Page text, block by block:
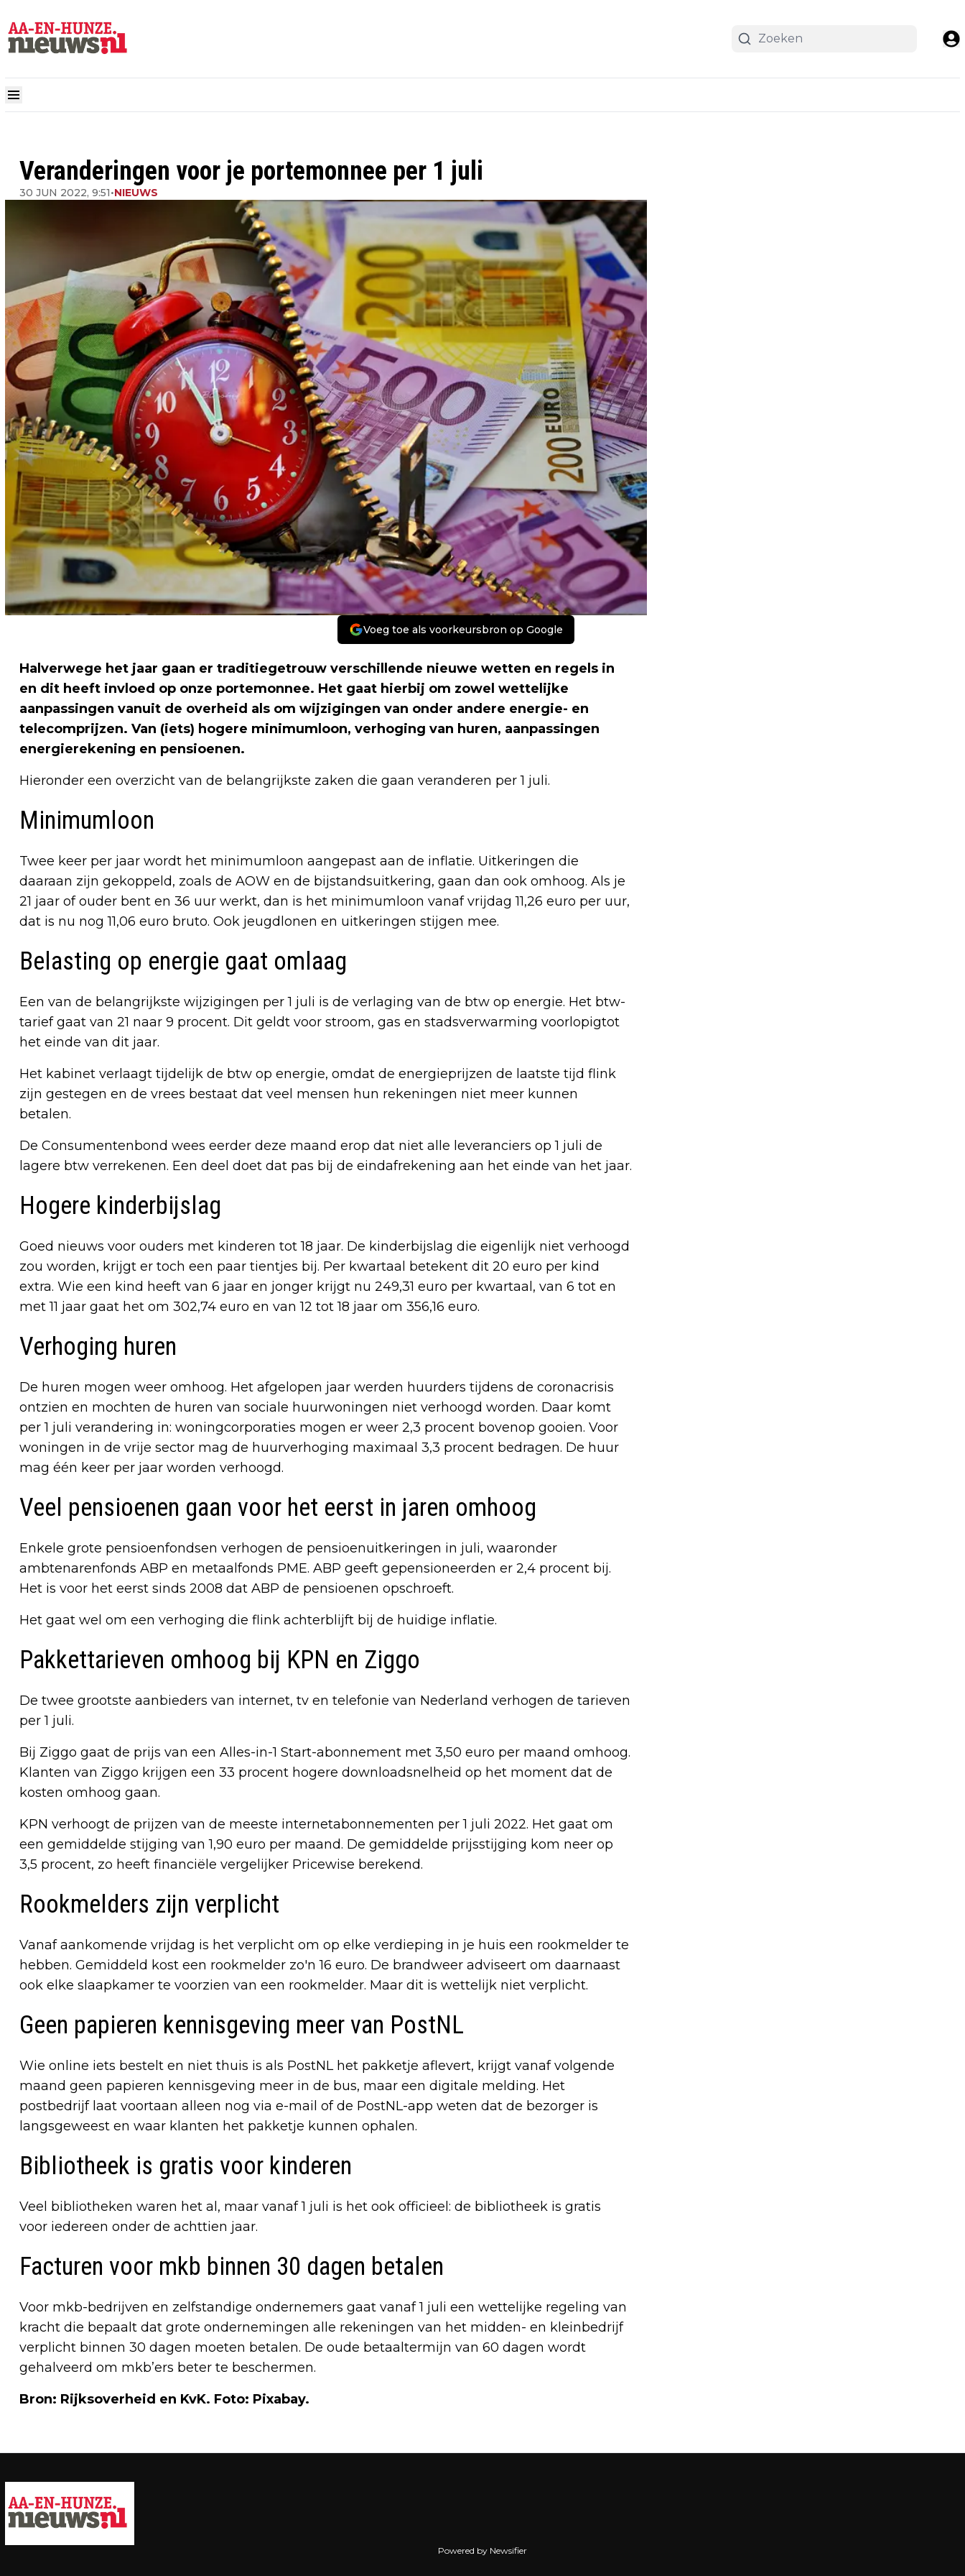
Veranderingen voor je portemonnee per 1 juli
30 JUN 2022, 9:51•NIEUWS
Voeg toe als voorkeursbron op Google
Halverwege het jaar gaan er traditiegetrouw verschillende nieuwe wetten en regels in
en dit heeft invloed op onze portemonnee. Het gaat hierbij om zowel wettelijke
aanpassingen vanuit de overheid als om wijzigingen van onder andere energie- en
telecomprijzen. Van (iets) hogere minimumloon, verhoging van huren, aanpassingen
energierekening en pensioenen.
Hieronder een overzicht van de belangrijkste zaken die gaan veranderen per 1 juli.
Minimumloon
Twee keer per jaar wordt het minimumloon aangepast aan de inflatie. Uitkeringen die
daaraan zijn gekoppeld, zoals de AOW en de bijstandsuitkering, gaan dan ook omhoog. Als je
21 jaar of ouder bent en 36 uur werkt, dan is het minimumloon vanaf vrijdag 11,26 euro per uur,
dat is nu nog 11,06 euro bruto. Ook jeugdlonen en uitkeringen stijgen mee.
Belasting op energie gaat omlaag
Een van de belangrijkste wijzigingen per 1 juli is de verlaging van de btw op energie. Het btw-
tarief gaat van 21 naar 9 procent. Dit geldt voor stroom, gas en stadsverwarming voorlopigtot
het einde van dit jaar.
Het kabinet verlaagt tijdelijk de btw op energie, omdat de energieprijzen de laatste tijd flink
zijn gestegen en de vrees bestaat dat veel mensen hun rekeningen niet meer kunnen
betalen.
De Consumentenbond wees eerder deze maand erop dat niet alle leveranciers op 1 juli de
lagere btw verrekenen. Een deel doet dat pas bij de eindafrekening aan het einde van het jaar.
Hogere kinderbijslag
Goed nieuws voor ouders met kinderen tot 18 jaar. De kinderbijslag die eigenlijk niet verhoogd
zou worden, krijgt er toch een paar tientjes bij. Per kwartaal betekent dit 20 euro per kind
extra. Wie een kind heeft van 6 jaar en jonger krijgt nu 249,31 euro per kwartaal, van 6 tot en
met 11 jaar gaat het om 302,74 euro en van 12 tot 18 jaar om 356,16 euro.
Verhoging huren
De huren mogen weer omhoog. Het afgelopen jaar werden huurders tijdens de coronacrisis
ontzien en mochten de huren van sociale huurwoningen niet verhoogd worden. Daar komt
per 1 juli verandering in: woningcorporaties mogen er weer 2,3 procent bovenop gooien. Voor
woningen in de vrije sector mag de huurverhoging maximaal 3,3 procent bedragen. De huur
mag één keer per jaar worden verhoogd.
Veel pensioenen gaan voor het eerst in jaren omhoog
Enkele grote pensioenfondsen verhogen de pensioenuitkeringen in juli, waaronder
ambtenarenfonds ABP en metaalfonds PME. ABP geeft gepensioneerden er 2,4 procent bij.
Het is voor het eerst sinds 2008 dat ABP de pensioenen opschroeft.
Het gaat wel om een verhoging die flink achterblijft bij de huidige inflatie.
Pakkettarieven omhoog bij KPN en Ziggo
De twee grootste aanbieders van internet, tv en telefonie van Nederland verhogen de tarieven
per 1 juli.
Bij Ziggo gaat de prijs van een Alles-in-1 Start-abonnement met 3,50 euro per maand omhoog.
Klanten van Ziggo krijgen een 33 procent hogere downloadsnelheid op het moment dat de
kosten omhoog gaan.
KPN verhoogt de prijzen van de meeste internetabonnementen per 1 juli 2022. Het gaat om
een gemiddelde stijging van 1,90 euro per maand. De gemiddelde prijsstijging kom neer op
3,5 procent, zo heeft financiële vergelijker Pricewise berekend.
Rookmelders zijn verplicht
Vanaf aankomende vrijdag is het verplicht om op elke verdieping in je huis een rookmelder te
hebben. Gemiddeld kost een rookmelder zo'n 16 euro. De brandweer adviseert om daarnaast
ook elke slaapkamer te voorzien van een rookmelder. Maar dit is wettelijk niet verplicht.
Geen papieren kennisgeving meer van PostNL
Wie online iets bestelt en niet thuis is als PostNL het pakketje aflevert, krijgt vanaf volgende
maand geen papieren kennisgeving meer in de bus, maar een digitale melding. Het
postbedrijf laat voortaan alleen nog via e-mail of de PostNL-app weten dat de bezorger is
langsgeweest en waar klanten het pakketje kunnen ophalen.
Bibliotheek is gratis voor kinderen
Veel bibliotheken waren het al, maar vanaf 1 juli is het ook officieel: de bibliotheek is gratis
voor iedereen onder de achttien jaar.
Facturen voor mkb binnen 30 dagen betalen
Voor mkb-bedrijven en zelfstandige ondernemers gaat vanaf 1 juli een wettelijke regeling van
kracht die bepaalt dat grote ondernemingen alle rekeningen van het midden- en kleinbedrijf
verplicht binnen 30 dagen moeten betalen. De oude betaaltermijn van 60 dagen wordt
gehalveerd om mkb’ers beter te beschermen.
Bron: Rijksoverheid en KvK. Foto: Pixabay.
HUISARTSEN DEZE WEEK IN ACTIE
TEGEN WERKDRUK
Powered by Newsifier